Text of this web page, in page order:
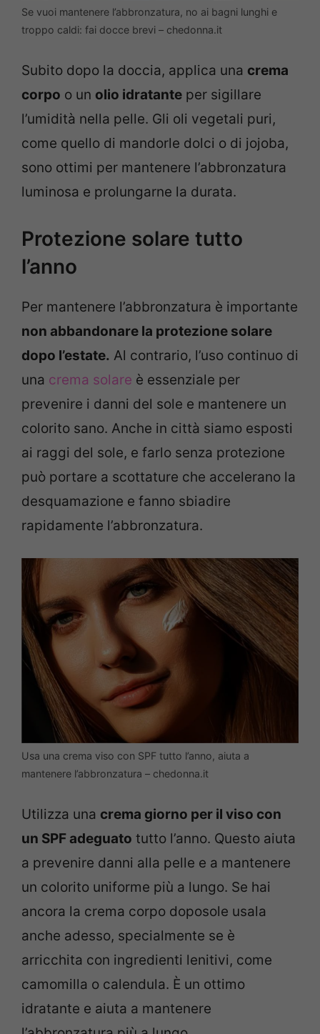
Se vuoi mantenere l’abbronzatura, no ai bagni lunghi e
troppo caldi: fai docce brevi – chedonna.it
Subito dopo la doccia, applica una crema
corpo o un olio idratante per sigillare
l’umidità nella pelle. Gli oli vegetali puri,
come quello di mandorle dolci o di jojoba,
sono ottimi per mantenere l’abbronzatura
luminosa e prolungarne la durata.
Protezione solare tutto
l’anno
Per mantenere l’abbronzatura è importante
non abbandonare la protezione solare
dopo l’estate. Al contrario, l’uso continuo di
una crema solare è essenziale per
prevenire i danni del sole e mantenere un
colorito sano. Anche in città siamo esposti
ai raggi del sole, e farlo senza protezione
può portare a scottature che accelerano la
desquamazione e fanno sbiadire
rapidamente l’abbronzatura.
Usa una crema viso con SPF tutto l’anno, aiuta a
mantenere l’abbronzatura – chedonna.it
Utilizza una crema giorno per il viso con
un SPF adeguato tutto l’anno. Questo aiuta
a prevenire danni alla pelle e a mantenere
un colorito uniforme più a lungo. Se hai
ancora la crema corpo doposole usala
anche adesso, specialmente se è
arricchita con ingredienti lenitivi, come
camomilla o calendula. È un ottimo
idratante e aiuta a mantenere